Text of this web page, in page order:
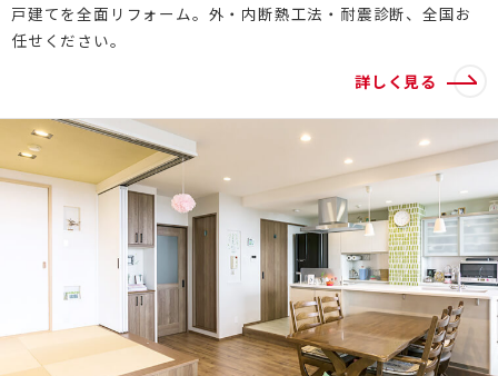
戸建てを全面リフォーム。外・内断熱工法・耐震診断、全国お
任せください。
詳しく見る